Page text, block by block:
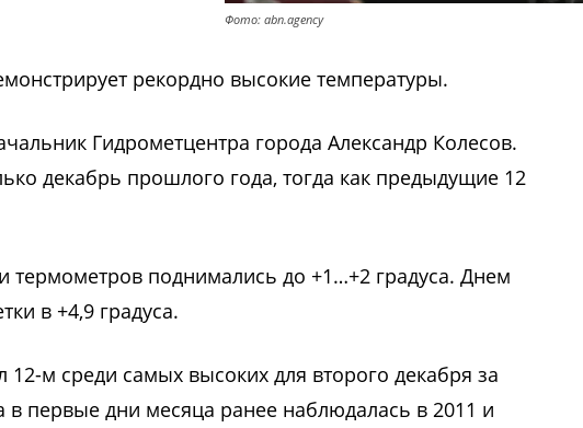
Фото: abn.agency
рекордно высокие температуры.
Гидрометцентра города Александр Колесов.
декабрь прошлого года, тогда как предыдущие 12
термометров поднимались до +1…+2 градуса. Днем
в +4,9 градуса.
12-м среди самых высоких для второго декабря за
первые дни месяца ранее наблюдалась в 2011 и